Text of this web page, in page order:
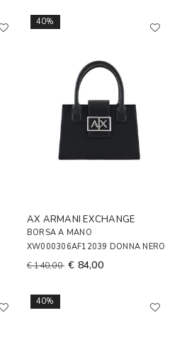
40%
AX ARMANI EXCHANGE
BORSA A MANO
XW000306AF12039 DONNA NERO
€ 140,00 € 84,00
40%